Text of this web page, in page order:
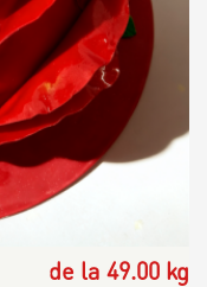
de la 49.00 kg